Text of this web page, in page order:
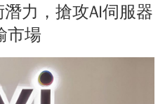
力，搶攻AI伺服器
市場